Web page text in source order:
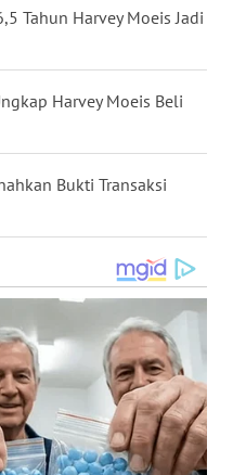
Tahun Harvey Moeis Jadi
Harvey Moeis Beli
Bukti Transaksi